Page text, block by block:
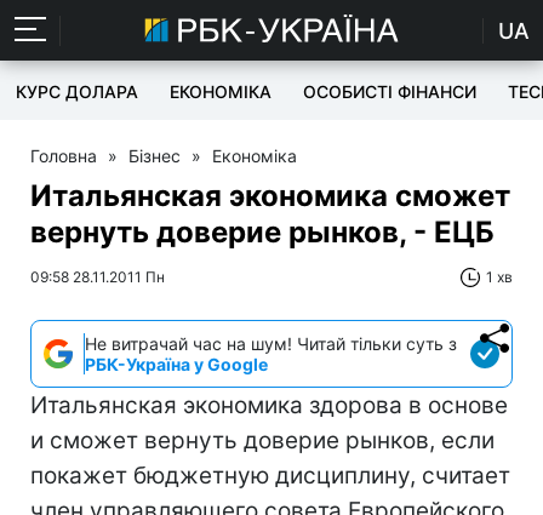
UA
КУРС ДОЛАРА ЕКОНОМІКА ОСОБИСТІ ФІНАНСИ
Головна » Бізнес » Економіка
Итальянская экономика сможет
вернуть доверие рынков, - ЕЦБ
09:58 28.11.2011 Пн 1 хв
Не витрачай час на шум! Читай тільки суть з
РБК-Україна у Google
Итальянская экономика здорова в основе
и сможет вернуть доверие рынков, если
покажет бюджетную дисциплину, считает